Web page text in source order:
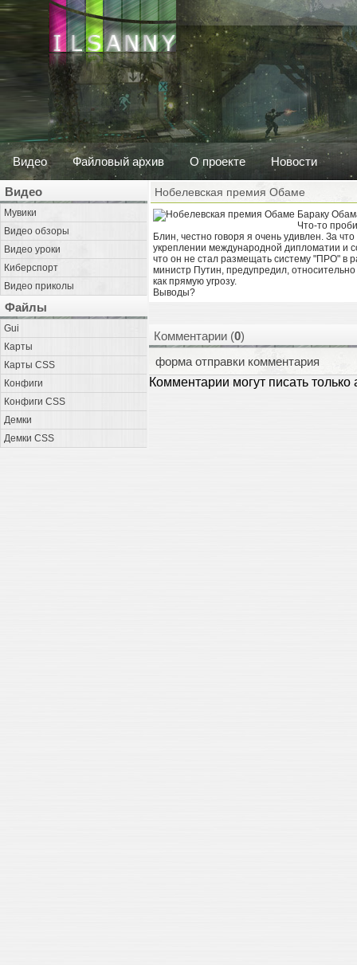
Видео Файловый архив О проекте Новости
Видео
Мувики
Видео обзоры
Видео уроки
Киберспорт
Видео приколы
Файлы
Gui
Карты
Карты CSS
Конфиги
Конфиги CSS
Демки
Демки CSS
Нобелевская премия Обаме
Бараку
Что-то
Блин, честно говоря я очень удивлен. За
укреплении международной дипломатии и
что он не стал размещать систему "ПРО" в
министр Путин, предупредил,
как прямую угрозу.
Выводы?
Комментарии (0)
форма отправки комментария
Комментарии могут писать